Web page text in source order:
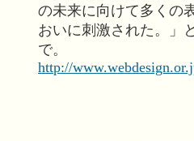
の未来に向けて多くの
おいに刺激された。」
で。
http://